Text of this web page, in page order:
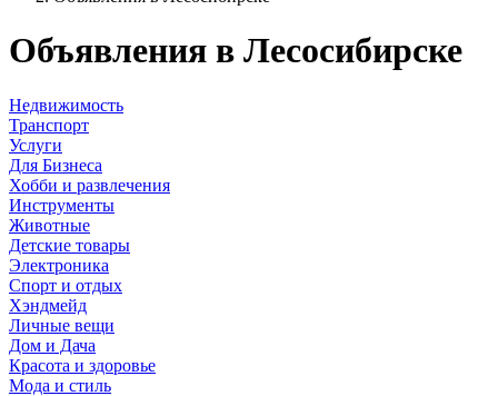
Объявления в Лесосибирске
Недвижимость
Транспорт
Услуги
Для Бизнеса
Хобби и развлечения
Инструменты
Животные
Детские товары
Электроника
Спорт и отдых
Хэндмейд
Личные вещи
Дом и Дача
Красота и здоровье
Мода и стиль